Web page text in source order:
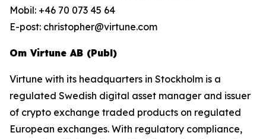
Mobil: +46 70 073 45 64
E-post: christopher@virtune.com
Om Virtune AB (Publ)
Virtune with its headquarters in Stockholm is a
regulated Swedish digital asset manager and issuer
of crypto exchange traded products on regulated
European exchanges. With regulatory compliance,